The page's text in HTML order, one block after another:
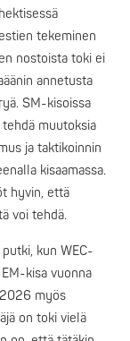
tekeminen
nostoista toki ei
annetusta
SM-kisoissa
muutoksia
ja taktikoinnin
kisaamassa.
hyvin, että
voi tehdä.
kun WEC-
kisa vuonna
myös
on toki vielä